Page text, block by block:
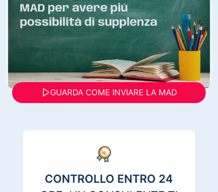
GUARDA COME INVIARE LA MAD
CONTROLLO ENTRO 24